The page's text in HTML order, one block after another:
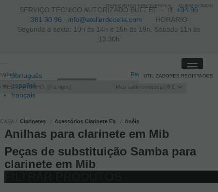
SERVIÇO TÉCNICO AUTORIZADO BUFFET -tlf. +34 96
381 30 96 · info@atelierdecelia.com HORÁRIO
Segunda a sexta: 10h às 14h e 15h às 19h. Sábado 11h às
13:30h
português
español
français
Registo/ Iniciar sessão
MEU CARRINHO 0 artigos Meu saldo comercial: 0 €
UTILIZADORES REGISTADOS
Toggle
CASA Clarinetes Acessórios Clarinete Eb Anéis
Anilhas para clarinete em Mib
Peças de substituição Samba para
clarinete em Mib
PERGUNTAS FREQUENTES QUEM SOMOS